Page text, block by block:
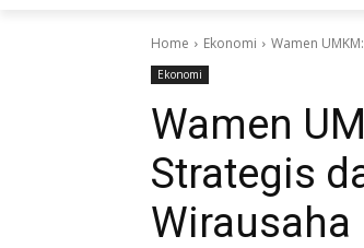
Home Ekonomi Wamen
Ekonomi
Wamen
Strategis
Wirausaha